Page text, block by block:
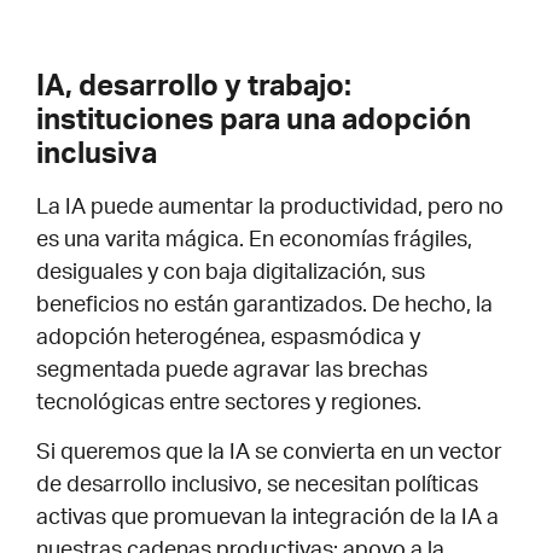
IA, desarrollo y trabajo:
instituciones para una adopción
inclusiva
La IA puede aumentar la productividad, pero no
es una varita mágica. En economías frágiles,
desiguales y con baja digitalización, sus
beneficios no están garantizados. De hecho, la
adopción heterogénea, espasmódica y
segmentada puede agravar las brechas
tecnológicas entre sectores y regiones.
Si queremos que la IA se convierta en un vector
de desarrollo inclusivo, se necesitan políticas
activas que promuevan la integración de la IA a